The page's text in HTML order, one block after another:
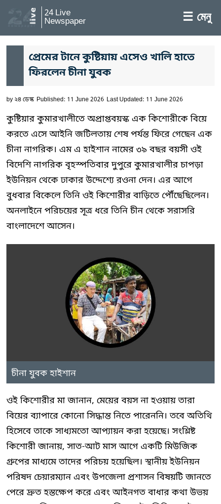
24 Live
Newspaper ☰ মেনু
প্রেমের টানে কুষ্টিয়ায় এসেও খালি হাতে
ফিরলেন চীনা যুবক
by২৪ ডেস্ক Published: 11 June 2026 Last Updated: 11 June 2026
কুষ্টিয়ার কুমারখালীতে অপ্রাপ্তবয়স্ক এক কিশোরীকে বিয়ে
করতে এসে আইনি জটিলতায় শেষ পর্যন্ত ফিরে গেছেন এক
চীনা নাগরিক। এম এ হাইশান নামের ৩৯ বছর বয়সী ওই
বিদেশি নাগরিক বৃহস্পতিবার দুপুরে কুমারখালীর চাপড়া
ইউনিয়ন থেকে ঢাকার উদ্দেশ্যে রওনা দেন। এর আগে
বুধবার বিকেলে তিনি ওই কিশোরীর বাড়িতে পৌঁছেছিলেন।
অনলাইনে পরিচয়ের সূত্র ধরে তিনি চীন থেকে সরাসরি
বাংলাদেশে আসেন।
চীনা যুবক হাইশান
ওই কিশোরীর মা জানান, মেয়ের বয়স না হওয়ায় তারা
বিয়ের ব্যাপারে কোনো সিদ্ধান্ত নিতে পারেননি। তবে অতিথি
হিসেবে তাকে সাধ্যমতো আপ্যায়ন করা হয়েছে। সংশ্লিষ্ট
কিশোরী জানায়, সাত-আট মাস আগে একটি মিউজিক
গ্রুপের মাধ্যমে তাদের পরিচয় হয়েছিল। স্থানীয় ইউনিয়ন
পরিষদ চেয়ারম্যান এবং উপজেলা প্রশাসন বিষয়টি জানতে
পেরে দ্রুত হস্তক্ষেপ করে এবং আইনগত বাধার কথা উভয়